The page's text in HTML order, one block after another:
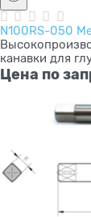
N100RS-050
канавки для
Цена по